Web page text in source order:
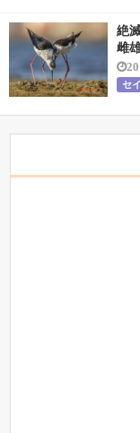
絶
雌
セ